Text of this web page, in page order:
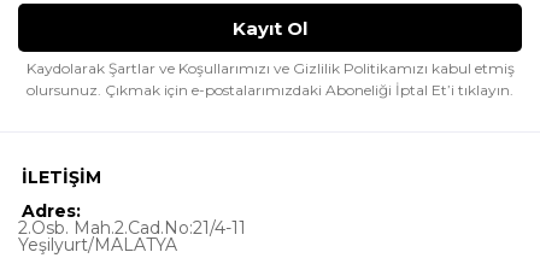
Kaydolarak Şartlar ve Koşullarımızı ve Gizlilik Politikamızı kabul etmiş
olursunuz. Çıkmak için e-postalarımızdaki Aboneliği İptal Et’i tıklayın.
İLETİŞİM
Adres:
2.Osb. Mah.2.Cad.No:21/4-11
Yeşilyurt/MALATYA